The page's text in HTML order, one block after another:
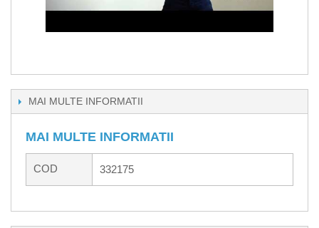
MAI MULTE INFORMATII
MAI MULTE INFORMATII
COD 332175